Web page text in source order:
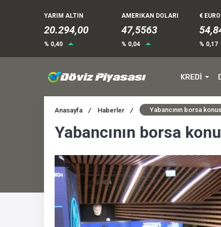
YARIM ALTIN
20.294,00
% 0,40
AMERIKAN DOLARI
47,5563
% 0,04
€ EURO
% 0,17
KREDİ
Anasayfa / Haberler / Yabancının borsa
Yabancının borsa